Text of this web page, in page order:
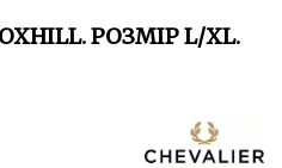
РОЗМІР L/XL.